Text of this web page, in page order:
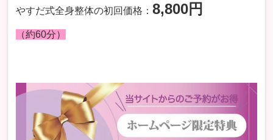
やすだ式全身整体の初回価格：8,800円
（約60分）